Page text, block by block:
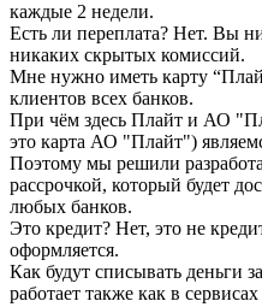
каждые 2 недели.
Есть ли переплата? Нет. Вы
никаких скрытых комиссий.
Мне нужно иметь карту
клиентов всех банков.
При чём здесь Плайт и АО
это карта АО "Плайт")
Поэтому мы решили
рассрочкой, который будет
любых банков.
Это кредит? Нет, это не
оформляется.
Как будут списывать деньги
работает также как в